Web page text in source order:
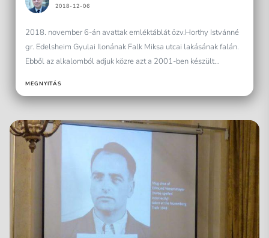
2018-12-06
2018. november 6-án avattak emléktáblát özv.Horthy Istvánné
gr. Edelsheim Gyulai Ilonának Falk Miksa utcai lakásának falán.
Ebből az alkalomból adjuk közre azt a 2001-ben készült...
MEGNYITÁS